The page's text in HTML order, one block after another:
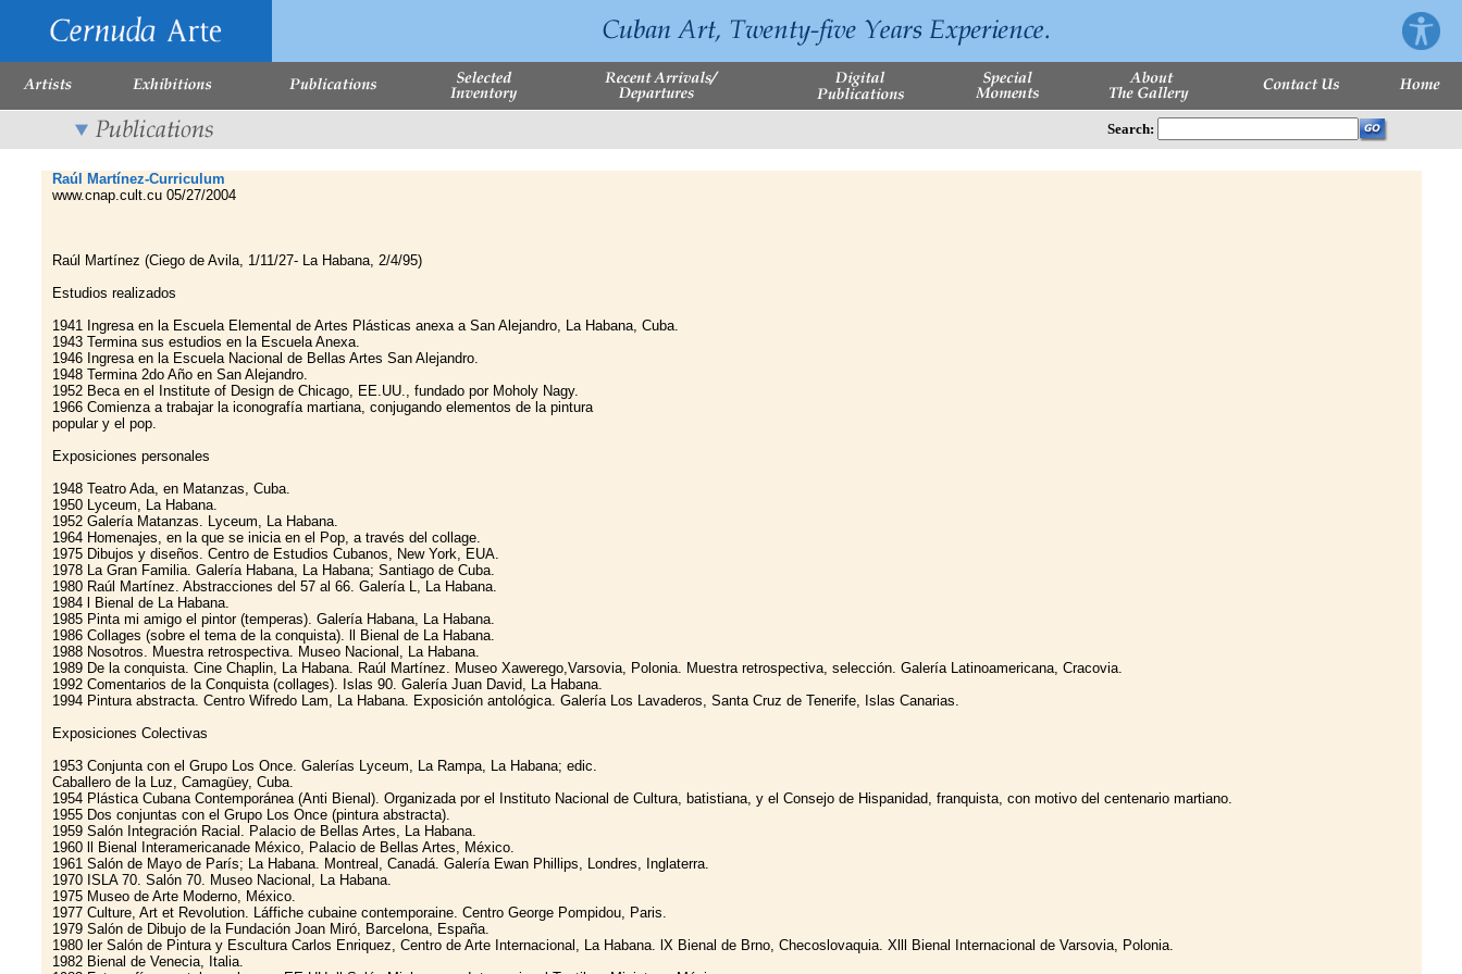
Search:
Raúl Martínez-Curriculum
www.cnap.cult.cu 05/27/2004
Raúl Martínez (Ciego de Avila, 1/11/27- La Habana, 2/4/95)
Estudios realizados
1941 Ingresa en la Escuela Elemental de Artes Plásticas anexa a San Alejandro, La Habana, Cuba.
1943 Termina sus estudios en la Escuela Anexa.
1946 Ingresa en la Escuela Nacional de Bellas Artes San Alejandro.
1948 Termina 2do Año en San Alejandro.
1952 Beca en el Institute of Design de Chicago, EE.UU., fundado por Moholy Nagy.
1966 Comienza a trabajar la iconografía martiana, conjugando elementos de la pintura
popular y el pop.
Exposiciones personales
1948 Teatro Ada, en Matanzas, Cuba.
1950 Lyceum, La Habana.
1952 Galería Matanzas. Lyceum, La Habana.
1964 Homenajes, en la que se inicia en el Pop, a través del collage.
1975 Dibujos y diseños. Centro de Estudios Cubanos, New York, EUA.
1978 La Gran Familia. Galería Habana, La Habana; Santiago de Cuba.
1980 Raúl Martínez. Abstracciones del 57 al 66. Galería L, La Habana.
1984 l Bienal de La Habana.
1985 Pinta mi amigo el pintor (temperas). Galería Habana, La Habana.
1986 Collages (sobre el tema de la conquista). ll Bienal de La Habana.
1988 Nosotros. Muestra retrospectiva. Museo Nacional, La Habana.
1989 De la conquista. Cine Chaplin, La Habana. Raúl Martínez. Museo Xawerego,Varsovia, Polonia. Muestra retrospectiva, selección. Galería Latinoamericana, Cracovia.
1992 Comentarios de la Conquista (collages). Islas 90. Galería Juan David, La Habana.
1994 Pintura abstracta. Centro Wifredo Lam, La Habana. Exposición antológica. Galería Los Lavaderos, Santa Cruz de Tenerife, Islas Canarias.
Exposiciones Colectivas
1953 Conjunta con el Grupo Los Once. Galerías Lyceum, La Rampa, La Habana; edic.
Caballero de la Luz, Camagüey, Cuba.
1954 Plástica Cubana Contemporánea (Anti Bienal). Organizada por el Instituto Nacional de Cultura, batistiana, y el Consejo de Hispanidad, franquista, con motivo del centenario martiano.
1955 Dos conjuntas con el Grupo Los Once (pintura abstracta).
1959 Salón Integración Racial. Palacio de Bellas Artes, La Habana.
1960 ll Bienal Interamericanade México, Palacio de Bellas Artes, México.
1961 Salón de Mayo de París; La Habana. Montreal, Canadá. Galería Ewan Phillips, Londres, Inglaterra.
1970 ISLA 70. Salón 70. Museo Nacional, La Habana.
1975 Museo de Arte Moderno, México.
1977 Culture, Art et Revolution. Láffiche cubaine contemporaine. Centro George Pompidou, Paris.
1979 Salón de Dibujo de la Fundación Joan Miró, Barcelona, España.
1980 ler Salón de Pintura y Escultura Carlos Enriquez, Centro de Arte Internacional, La Habana. lX Bienal de Brno, Checoslovaquia. Xlll Bienal Internacional de Varsovia, Polonia.
1982 Bienal de Venecia, Italia.